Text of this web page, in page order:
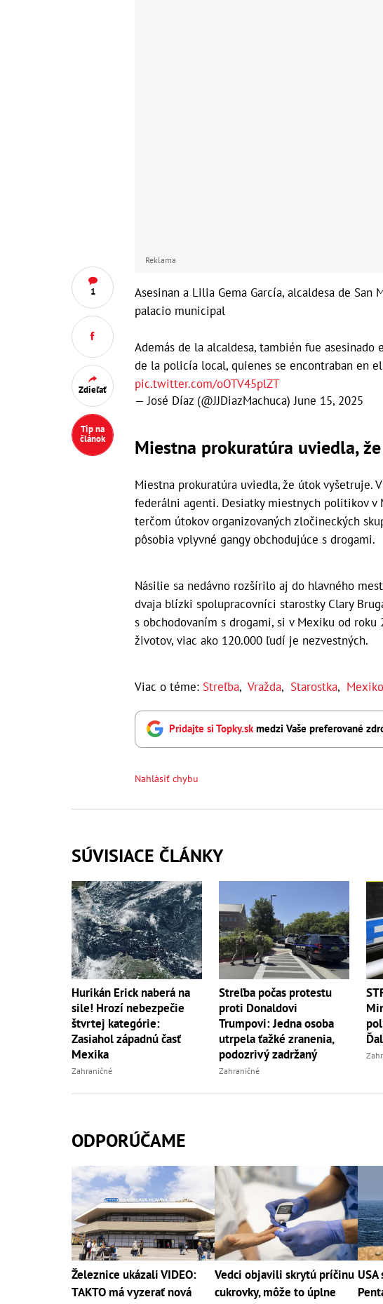
1
Zdieľať
Tip na
článok
Reklama
Asesinan a Lilia Gema García, alcaldesa de
palacio municipal
Además de la alcaldesa, también fue
de la policía local, quienes se encontraban en
pic.twitter.com/oOTV45plZT
— José Díaz (@JJDiazMachuca)June 15, 2025
Miestna prokuratúra uviedla,
Miestna prokuratúra uviedla, že útok vyšetruje.
federálni agenti. Desiatky miestnych politikov v
terčom útokov organizovaných zločineckých
pôsobia vplyvné gangy obchodujúce s drogami.
Násilie sa nedávno rozšírilo aj do hlavného
dvaja blízki spolupracovníci starostky Clary
s obchodovaním s drogami, si v Mexiku od
životov, viac ako 120.000 ľudí je nezvestných.
Viac o téme: Streľba, Vražda, Starostka, Mexiko
Pridajte si Topky.skmedzi Vaše preferované
Nahlásiť chybu
SÚVISIACE ČLÁNKY
Hurikán Erick naberá na
sile! Hrozí nebezpečie
štvrtej kategórie:
Zasiahol západnú časť
Mexika
Zahraničné
Streľba počas protestu
proti Donaldovi
Trumpovi: Jedna osoba
utrpela ťažké zranenia,
podozrivý zadržaný
Zahraničné
ODPORÚČAME
Železnice ukázali VIDEO:
TAKTO má vyzerať nová
Vedci objavili skrytú príčinu
cukrovky, môže to úplne